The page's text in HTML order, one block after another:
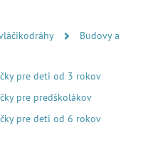
Budovy a
pre deti od 3 rokov
pre predškolákov
pre deti od 6 rokov